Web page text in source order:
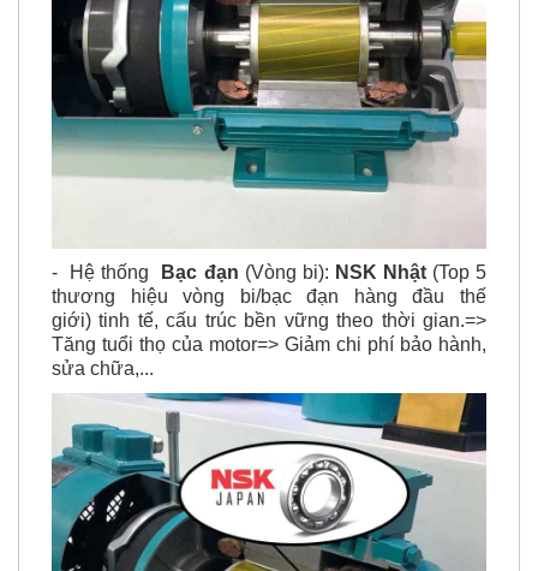
thương hiệu vòng bi/bạc đạn hàng đầu thế
giới) tinh tế, cấu trúc bền vững theo thời gian.=>
Tăng tuổi thọ của motor=> Giảm chi phí bảo hành,
sửa chữa,...